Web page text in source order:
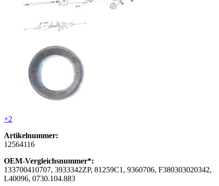
+2
Artikelnummer:
12564116
OEM-Vergleichsnummer*:
133700410707, 3933342ZP, 81259C1, 9360706, F380303020342,
L40096, 0730.104.883